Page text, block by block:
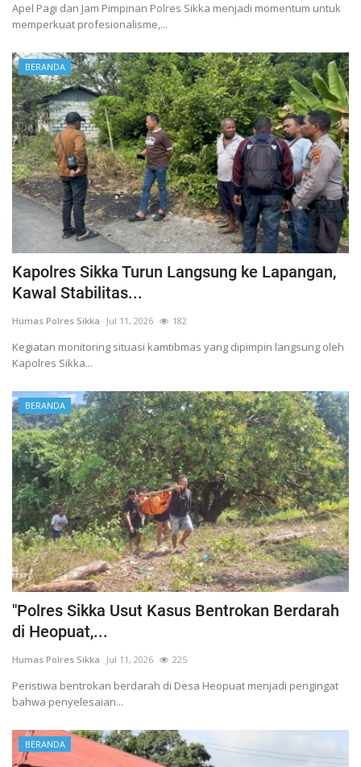
Apel Pagi dan Jam Pimpinan Polres Sikka menjadi momentum untuk
memperkuat profesionalisme,...
BERANDA
Kapolres Sikka Turun Langsung ke Lapangan,
Kawal Stabilitas...
Humas Polres Sikka Jul 11, 2026 182
Kegiatan monitoring situasi kamtibmas yang dipimpin langsung oleh
Kapolres Sikka...
BERANDA
"Polres Sikka Usut Kasus Bentrokan Berdarah
di Heopuat,...
Humas Polres Sikka Jul 11, 2026 225
Peristiwa bentrokan berdarah di Desa Heopuat menjadi pengingat
bahwa penyelesaian...
BERANDA